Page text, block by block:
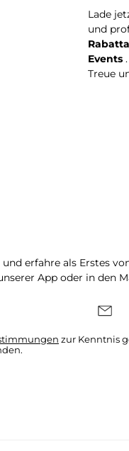
Lade
und
Events
Treue
erfahre als Erstes
App oder in den
zur Kenntnis